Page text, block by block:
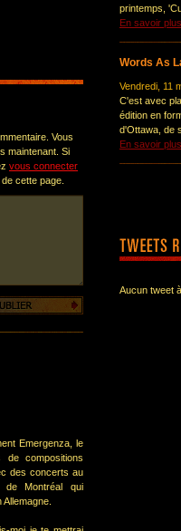
Vous
maintenant. Si
vous connecter
cette page.
Emergenza, le
compositions
des concerts au
Montréal qui
printemps,
En savoir plus
Words As
Vendredi, 11
C'est avec
édition en
d'Ottawa, de
En savoir plus
Aucun tweet